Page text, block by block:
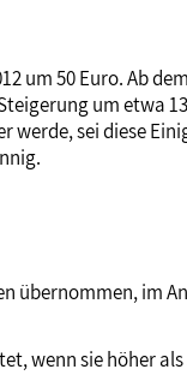
50 Euro. Ab
um etwa
sei diese
übernommen, im
wenn sie höher